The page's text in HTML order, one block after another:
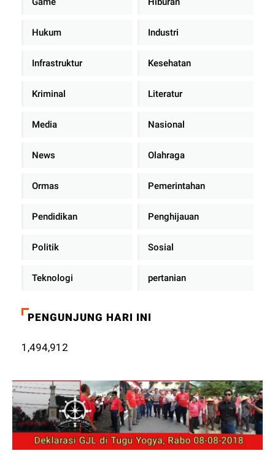
Hukum Industri
Infrastruktur Kesehatan
Kriminal Literatur
Media Nasional
News Olahraga
Ormas Pemerintahan
Pendidikan Penghijauan
Politik Sosial
Teknologi pertanian
PENGUNJUNG HARI INI
1,494,912